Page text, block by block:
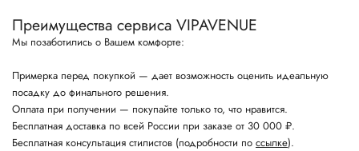
Преимущества сервиса VIPAVENUE
Мы позаботились о Вашем комфорте:
Примерка перед покупкой — дает возможность оценить идеальную
посадку до финального решения.
Оплата при получении — покупайте только то, что нравится.
Бесплатная доставка по всей России при заказе от 30 000 ₽.
Бесплатная консультация стилистов (подробности по ссылке).